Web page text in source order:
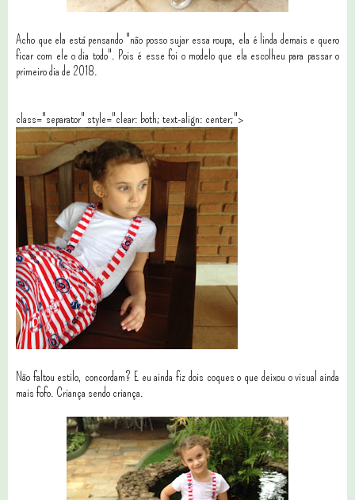
Acho que ela está pensando "não posso sujar essa roupa, ela é linda demais e quero
ficar com ele o dia todo". Pois é esse foi o modelo que ela escolheu para passar o
primeiro dia de 2018.
class="separator" style="clear: both; text-align: center;">
Não faltou estilo, concordam? E eu ainda fiz dois coques o que deixou o visual ainda
mais fofo. Criança sendo criança.